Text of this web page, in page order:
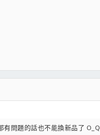
問題的話也不能換新品了 O_Q